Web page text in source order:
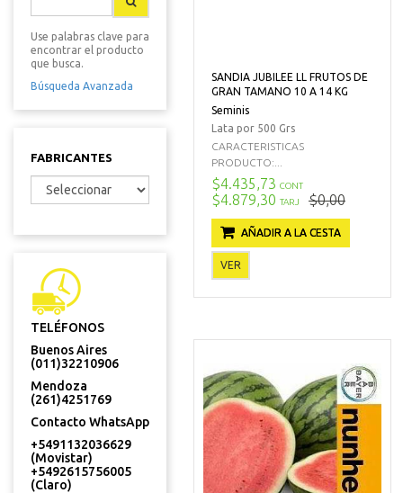
Use palabras clave para
encontrar el producto
que busca.
Búsqueda Avanzada
FABRICANTES
TELÉFONOS
Buenos Aires
(011)32210906
Mendoza
(261)4251769
Contacto WhatsApp
+5491132036629
(Movistar)
+5492615756005
(Claro)
SANDIA JUBILEE LL FRUTOS DE
GRAN TAMANO 10 A 14 KG
Seminis
Lata por 500 Grs
CARACTERISTICAS
PRODUCTO:...
$4.435,73 CONT
$4.879,30 TARJ $0,00
AÑADIR A LA CESTA
VER